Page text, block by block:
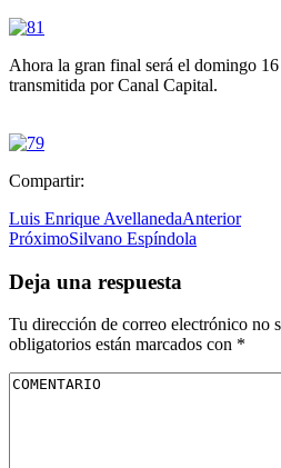
Ahora la gran final será el domingo
transmitida por Canal Capital.
Compartir:
Luis Enrique AvellanedaAnterior
PróximoSilvano Espíndola
Deja una respuesta
Tu dirección de correo electrónico no
obligatorios están marcados con *